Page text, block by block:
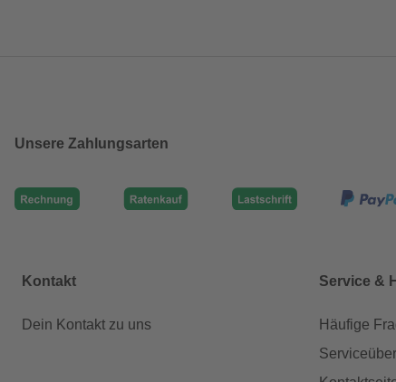
Unsere Zahlungsarten
Kontakt
Dein Kontakt zu uns
Service &
Häufige